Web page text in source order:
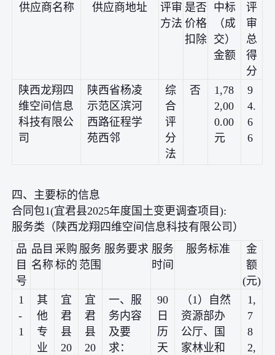
供应商名称
供应商地址
评审
方法
是否
价格
扣除
中标
（成
交）
金额
评
审
总
得
分
陕西龙翔四
维空间信息
科技有限公
司
陕西省杨凌
示范区滨河
西路征程学
苑西邻
综
合
评
分
法
否
1,78
2,00
0.00
元
9
4.
6
6
四、主要标的信息
合同包1(宜君县2025年度国土变更调查项目):
服务类（陕西龙翔四维空间信息科技有限公司）
品
目
号
品目
名称
采购
标的
服务
范围
服务要求 服务
时间
服务标准
金
额
(元)
1
-
1
其
他
专
业
宜
君
县
20
宜
君
县
20
一、服
务内容
及要
求：
90
日
历
天
（1）自然
资源部办
公厅、国
家林业和
1,
7
8
2,